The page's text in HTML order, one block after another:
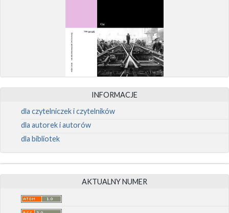
INFORMACJE
dla czytelniczek i czytelników
dla autorek i autorów
dla bibliotek
AKTUALNY NUMER